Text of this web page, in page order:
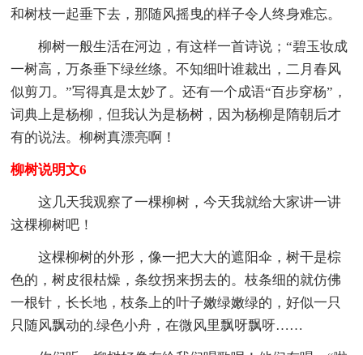
和树枝一起垂下去，那随风摇曳的样子令人终身难忘。
柳树一般生活在河边，有这样一首诗说；“碧玉妆成
一树高，万条垂下绿丝绦。不知细叶谁裁出，二月春风
似剪刀。”写得真是太妙了。还有一个成语“百步穿杨”，
词典上是杨柳，但我认为是杨树，因为杨柳是隋朝后才
有的说法。柳树真漂亮啊！
柳树说明文6
这几天我观察了一棵柳树，今天我就给大家讲一讲
这棵柳树吧！
这棵柳树的外形，像一把大大的遮阳伞，树干是棕
色的，树皮很枯燥，条纹拐来拐去的。枝条细的就仿佛
一根针，长长地，枝条上的叶子嫩绿嫩绿的，好似一只
只随风飘动的.绿色小舟，在微风里飘呀飘呀……